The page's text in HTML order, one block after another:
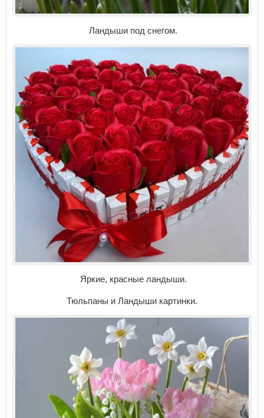
Ландыши под снегом.
Яркие, красные ландыши.
Тюльпаны и Ландыши картинки.